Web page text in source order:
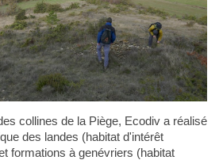
collines de la Piège, Ecodiv a réalisé
des landes (habitat d'intérêt
formations à genévriers (habitat